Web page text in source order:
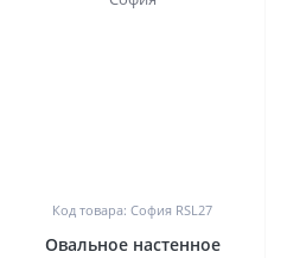
Код товара: София RSL27
Овальное настенное